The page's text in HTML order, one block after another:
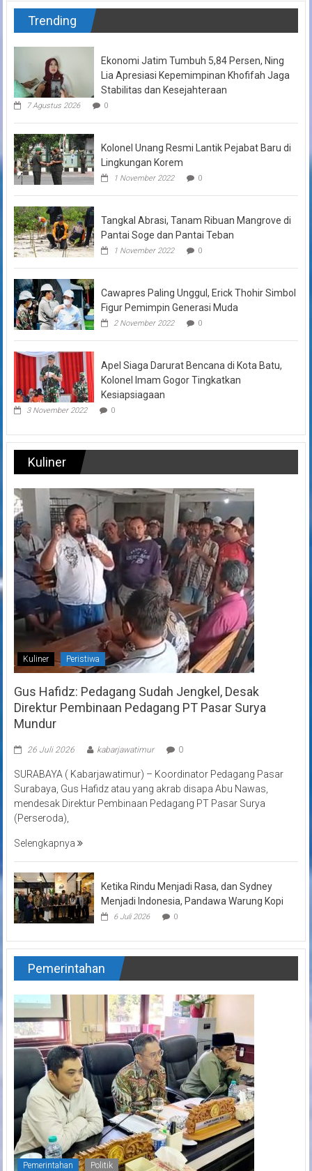
Trending
Ekonomi Jatim Tumbuh 5,84 Persen, Ning
Lia Apresiasi Kepemimpinan Khofifah Jaga
Stabilitas dan Kesejahteraan
7 Agustus 2026 0
Kolonel Unang Resmi Lantik Pejabat Baru di
Lingkungan Korem
1 November 2022 0
Tangkal Abrasi, Tanam Ribuan Mangrove di
Pantai Soge dan Pantai Teban
1 November 2022 0
Cawapres Paling Unggul, Erick Thohir Simbol
Figur Pemimpin Generasi Muda
2 November 2022 0
Apel Siaga Darurat Bencana di Kota Batu,
Kolonel Imam Gogor Tingkatkan
Kesiapsiagaan
3 November 2022 0
Kuliner
Kuliner Peristiwa
Gus Hafidz: Pedagang Sudah Jengkel, Desak
Direktur Pembinaan Pedagang PT Pasar Surya
Mundur
26 Juli 2026 kabarjawatimur 0
SURABAYA ( Kabarjawatimur) – Koordinator Pedagang Pasar
Surabaya, Gus Hafidz atau yang akrab disapa Abu Nawas,
mendesak Direktur Pembinaan Pedagang PT Pasar Surya
(Perseroda),
Selengkapnya
Ketika Rindu Menjadi Rasa, dan Sydney
Menjadi Indonesia, Pandawa Warung Kopi
6 Juli 2026 0
Pemerintahan
Pemerintahan Politik